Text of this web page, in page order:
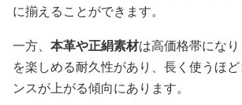
に揃えることができます。
一方、 本革や正絹素材は高価格帯にな
を楽しめる耐久性があり、長く使うほ
ンスが上がる傾向にあります。